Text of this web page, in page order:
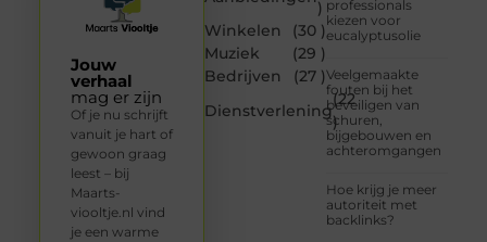
)
Winkelen
(30 )
Muziek
(29 )
Bedrijven
(27 )
Dienstverlening
(22
)
professionals
kiezen voor
eucalyptusolie
Veelgemaakte
fouten bij het
beveiligen van
schuren,
bijgebouwen en
achteromgangen
Hoe krijg je meer
autoriteit met
backlinks?
Jouw
verhaal
mag er zijn
Of je nu schrijft
vanuit je hart of
gewoon graag
leest – bij
Maarts-
viooltje.nl vind
je een warme